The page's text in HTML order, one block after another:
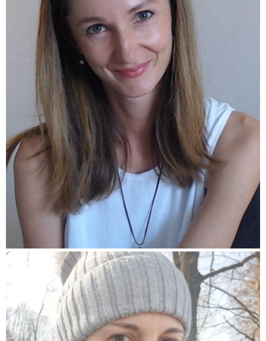
(Pokračování textu…)